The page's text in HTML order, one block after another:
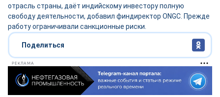
отрасль страны, даёт индийскому инвестору полную
свободу деятельности, добавил финдиректор ONGC. Прежде
работу ограничивали санкционные риски.
Поделиться
РЕКЛАМА